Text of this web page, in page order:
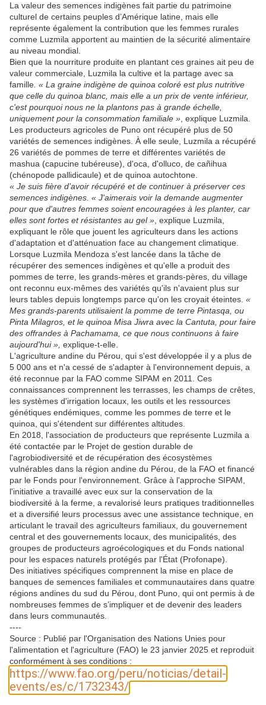
La valeur des semences indigènes fait partie du patrimoine
culturel de certains peuples d’Amérique latine, mais elle
représente également la contribution que les femmes rurales
comme Luzmila apportent au maintien de la sécurité alimentaire
au niveau mondial.
Bien que la nourriture produite en plantant ces graines ait peu de
valeur commerciale, Luzmila la cultive et la partage avec sa
famille . « La graine indigène de quinoa coloré est plus nutritive
que celle du quinoa blanc, mais elle a un prix de vente inférieur,
c'est pourquoi nous ne la plantons pas à grande échelle,
uniquement pour la consommation familiale » , explique Luzmila.
Les producteurs agricoles de Puno ont récupéré plus de 50
variétés de semences indigènes. À elle seule, Luzmila a récupéré
26 variétés de pommes de terre et différentes variétés de
mashua (capucine tubéreuse), d'oca, d'olluco, de cañihua
(chénopode pallidicaule) et de quinoa autochtone.
« Je suis fière d’avoir récupéré et de continuer à préserver ces
semences indigènes. « J'aimerais voir la demande augmenter
pour que d'autres femmes soient encouragées à les planter, car
elles sont fortes et résistantes au gel » , explique Luzmila,
expliquant le rôle que jouent les agriculteurs dans les actions
d'adaptation et d'atténuation face au changement climatique.
Lorsque Luzmila Mendoza s'est lancée dans la tâche de
récupérer des semences indigènes et qu'elle a produit des
pommes de terre, les grands-mères et grands-pères, du village
ont reconnu eux-mêmes des variétés qu'ils n'avaient plus sur
leurs tables depuis longtemps parce qu'on les croyait éteintes. «
Mes grands-parents utilisaient la pomme de terre Pintasqa, ou
Pinta Milagros, et le quinoa Misa Jiwra avec la Cantuta, pour faire
des offrandes à Pachamama, ce que nous continuons à faire
aujourd'hui », explique-t-elle.
L'agriculture andine du Pérou, qui s'est développée il y a plus de
5 000 ans et n'a cessé de s'adapter à l'environnement depuis, a
été reconnue par la FAO comme SIPAM en 2011. Ces
connaissances comprennent les terrasses, les champs de crêtes,
les systèmes d'irrigation locaux, les outils et les ressources
génétiques endémiques, comme les pommes de terre et le
quinoa, qui s'étendent sur différentes altitudes.
En 2018, l'association de producteurs que représente Luzmila a
été contactée par le Projet de gestion durable de
l'agrobiodiversité et de récupération des écosystèmes
vulnérables dans la région andine du Pérou, de la FAO et financé
par le Fonds pour l'environnement. Grâce à l'approche SIPAM,
l'initiative a travaillé avec eux sur la conservation de la
biodiversité à la ferme, a revalorisé leurs pratiques traditionnelles
et a diversifié leurs processus avec une assistance technique, en
articulant le travail des agriculteurs familiaux, du gouvernement
central et des gouvernements locaux, des municipalités, des
groupes de producteurs agroécologiques et du Fonds national
pour les espaces naturels protégés par l'État (Profonape).
Des initiatives spécifiques comprennent la mise en place de
banques de semences familiales et communautaires dans quatre
régions andines du sud du Pérou, dont Puno, qui ont permis à de
nombreuses femmes de s’impliquer et de devenir des leaders
dans leurs communautés.
----
Source : Publié par l'Organisation des Nations Unies pour
l'alimentation et l'agriculture (FAO) le 23 janvier 2025 et reproduit
conformément à ses conditions :
https://www.fao.org/peru/noticias/detail-
events/es/c/1732343/